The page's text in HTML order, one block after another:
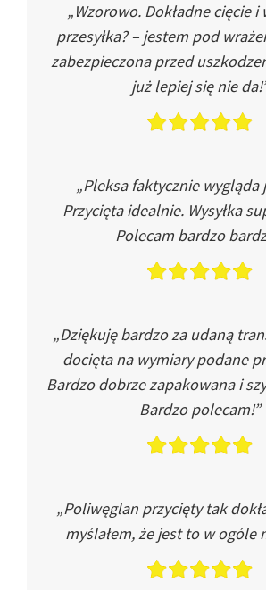
„Wzorowo. Dokładne cięcie i
przesyłka? – jestem pod
zabezpieczona przed
już lepiej się nie
„Pleksa faktycznie wygląda
Przycięta idealnie. Wysyłka
Polecam bardzo
„Dziękuję bardzo za udaną
docięta na wymiary podane
Bardzo dobrze zapakowana i
Bardzo polecam!”
„Poliwęglan przycięty tak
myślałem, że jest to w ogóle